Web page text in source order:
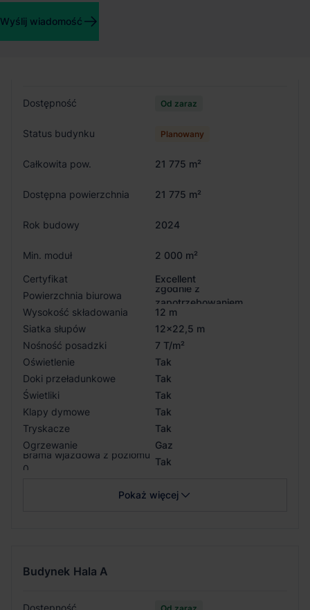
Szczegóły budynków
Dostępność Od zaraz
Status budynku Planowany
Całkowita pow. 21 775 m²
Dostępna powierzchnia 21 775 m²
Rok budowy 2024
Min. moduł
2 000 m²
Certyfikat
Excellent
Powierzchnia biurowa
zgodnie z
zapotrzebowaniem
Wysokość składowania
12 m
Siatka słupów
12x22,5 m
Nośność posadzki
7 T/m²
Oświetlenie
Tak
Doki przeładunkowe
Tak
Świetliki
Tak
Klapy dymowe
Tak
Tryskacze
Tak
Ogrzewanie
Gaz
Brama wjazdowa z poziomu
0
Tak
Pokaż więcej
Budynek Hala A
Dostępność
Wyślij wiadomość